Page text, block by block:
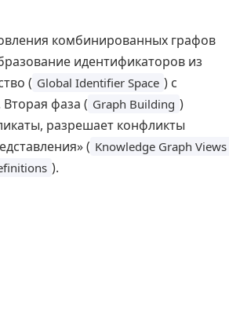
комбинированных графов
идентификаторов из
( Global Identifier Space ) с
Вторая фаза ( Graph Building )
разрешает конфликты
( Knowledge Graph Views
).